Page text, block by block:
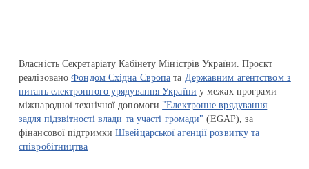
Власність Секретаріату Кабінету Міністрів України. Проєкт
реалізованоФондом Східна Європа та Державним агентством з
питань електронного урядування України у межах програми
міжнародної технічної допомоги "Електронне врядування
задля підзвітності влади та участі громади" (EGAP), за
фінансової підтримкиШвейцарської агенції розвитку та
співробітництва